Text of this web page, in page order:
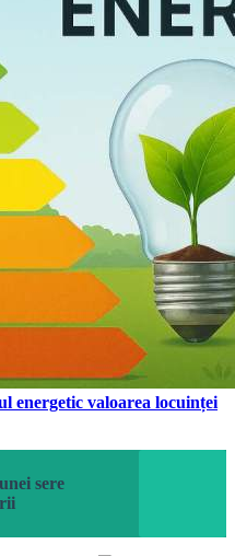
energetic valoarea locuinței
sere